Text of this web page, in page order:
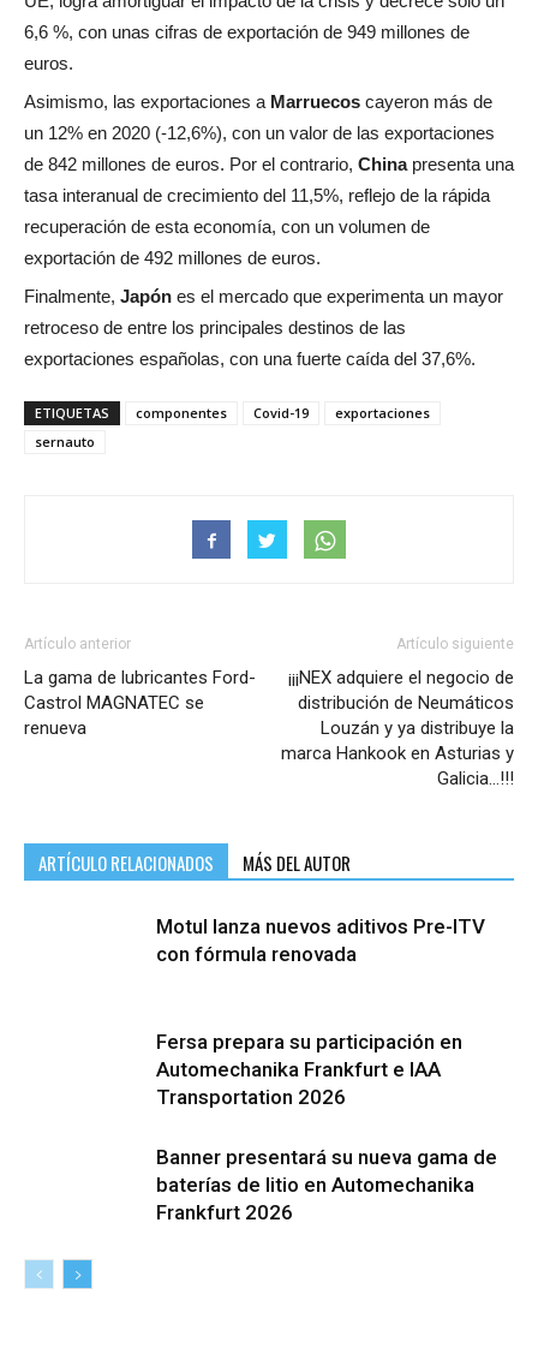
6,6 %, con unas cifras de exportación de 949 millones de
euros.
Asimismo, las exportaciones a Marruecos cayeron más de
un 12% en 2020 (-12,6%), con un valor de las exportaciones
de 842 millones de euros. Por el contrario, Chinapresenta una
tasa interanual de crecimiento del 11,5%, reflejo de la rápida
recuperación de esta economía, con un volumen de
exportación de 492 millones de euros.
Finalmente, Japón es el mercado que experimenta un mayor
retroceso de entre los principales destinos de las
exportaciones españolas, con una fuerte caída del 37,6%.
ETIQUETAS componentes Covid-19
exportaciones
sernauto
Artículo anterior
La gama de lubricantes Ford-
Castrol MAGNATEC se
renueva
Artículo siguiente
¡¡¡NEX adquiere el negocio de
distribución de Neumáticos
Louzán y ya distribuye la
marca Hankook en Asturias y
Galicia…!!!
ARTÍCULO RELACIONADOS MÁS DEL AUTOR
Motul lanza nuevos aditivos Pre-ITV
con fórmula renovada
Fersa prepara su participación en
Automechanika Frankfurt e IAA
Transportation 2026
Banner presentará su nueva gama de
baterías de litio en Automechanika
Frankfurt 2026